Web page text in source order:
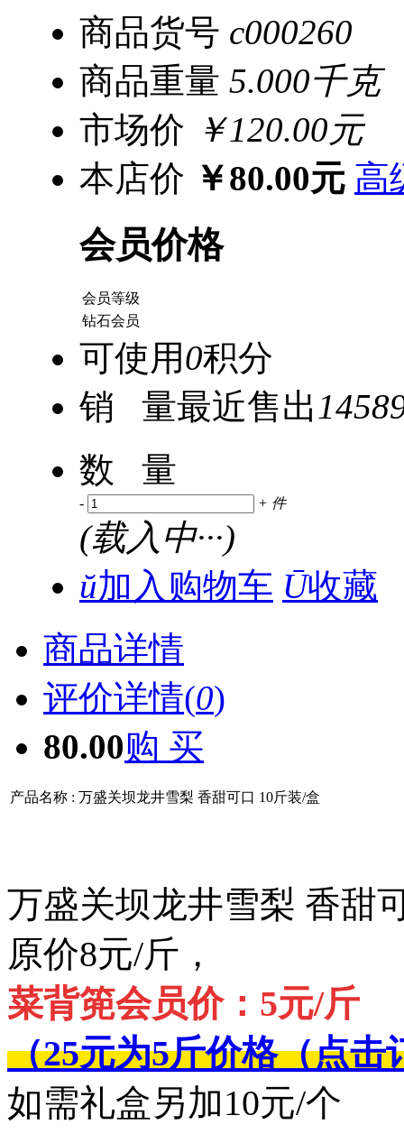
商品货号 c000260
商品重量 5.000千克
市场价 ￥120.00元
本店价 ￥80.00元 高
会员价格
会员等级
钻石会员
可使用0积分
销 量最近售出
数 量
- + 件
(载入中···)
ŭ加入购物车 Ū收藏
商品详情
评价详情(0)
80.00购 买
产品名称 : 万盛关坝龙井雪梨 香甜可口 10斤装/盒
万盛关坝龙井雪梨 香甜
原价8元/斤，
菜背篼会员价：5元/斤
（25元为5斤价格（点击
如需礼盒另加10元/个